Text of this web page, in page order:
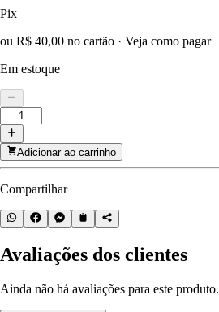
Pix
ou R$ 40,00 no cartão · Veja como pagar
Em estoque
Adicionar ao carrinho
Compartilhar
Avaliações dos clientes
Ainda não há avaliações para este produto.